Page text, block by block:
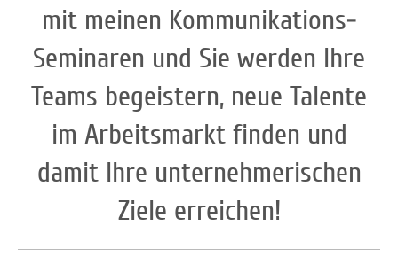
mit meinen Kommunikations-
Seminaren und Sie werden Ihre
Teams begeistern, neue Talente
im Arbeitsmarkt finden und
damit Ihre unternehmerischen
Ziele erreichen!